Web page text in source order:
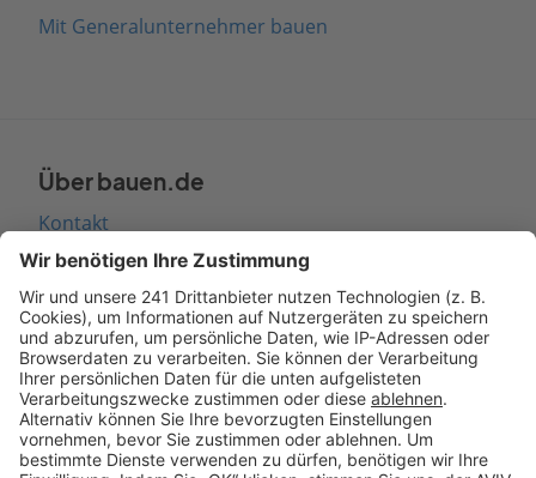
Mit Generalunternehmer bauen
Über bauen.de
Kontakt
Seitenaufbau
Barrierefreiheit
Cookie Einstellungen
Rechtliches
AGB-Übersicht